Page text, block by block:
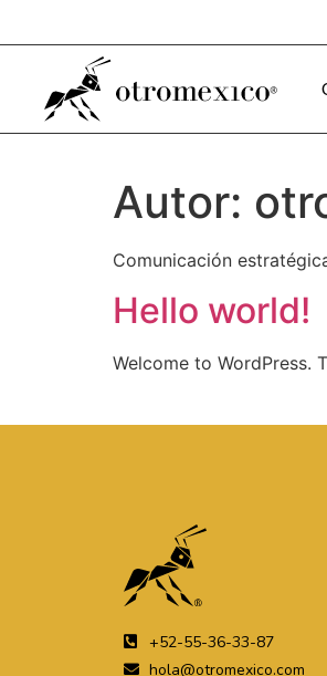
Autor:
Comunicación
Hello world!
Welcome to
+52-55-36-33-87
hola@otromexico.com